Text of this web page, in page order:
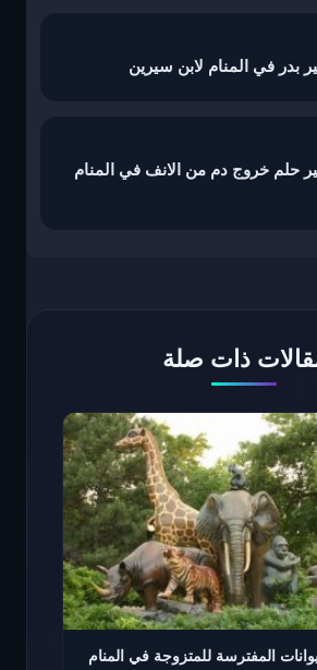
بدر في المنام لابن سيرين
حلم خروج دم من الانف في المنام
ذات صلة
المفترسة للمتزوجة في المنام